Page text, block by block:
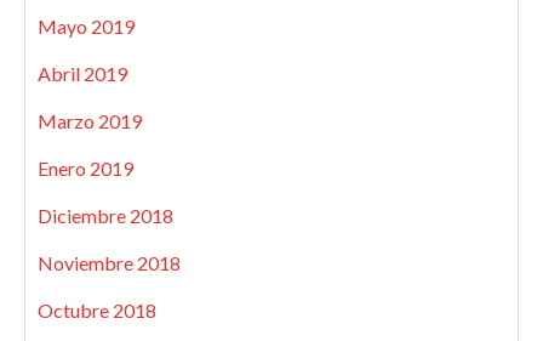
Mayo 2019
Abril 2019
Marzo 2019
Enero 2019
Diciembre 2018
Noviembre 2018
Octubre 2018